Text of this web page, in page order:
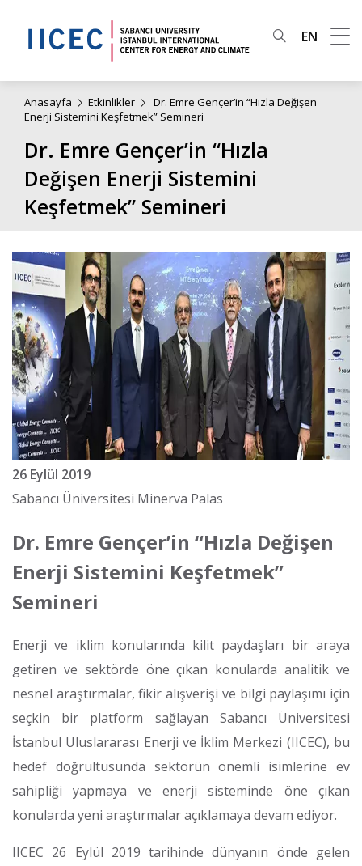
EN
Anasayfa Etkinlikler
Dr. Emre Gençer’in “Hızla Değişen
Enerji Sistemini Keşfetmek” Semineri
Dr. Emre Gençer’in “Hızla
Değişen Enerji Sistemini
Keşfetmek” Semineri
26 Eylül 2019
Sabancı Üniversitesi Minerva Palas
Dr. Emre Gençer’in “Hızla Değişen
Enerji Sistemini Keşfetmek”
Semineri
Enerji ve iklim konularında kilit paydaşları bir araya
getiren ve sektörde öne çıkan konularda analitik ve
nesnel araştırmalar, fikir alışverişi ve bilgi paylaşımı için
seçkin bir platform sağlayan Sabancı Üniversitesi
İstanbul Uluslararası Enerji ve İklim Merkezi (IICEC), bu
hedef doğrultusunda sektörün önemli isimlerine ev
sahipliği yapmaya ve enerji sisteminde öne çıkan
konularda yeni araştırmalar açıklamaya devam ediyor.
IICEC 26 Eylül 2019 tarihinde dünyanın önde gelen